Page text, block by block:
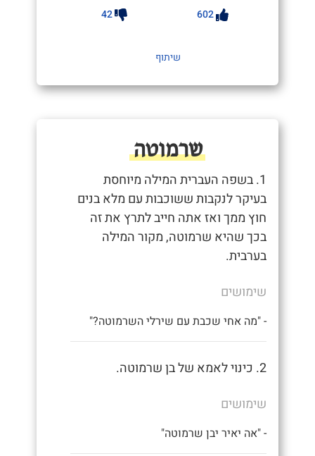
602
42
שיתוף
שרמוטה
1. בשפה העברית המילה מיוחסת
בעיקר לנקבות ששוכבות עם מלא בנים
חוץ ממך ואז אתה חייב לתרץ את זה
בכך שהיא שרמוטה, מקור המילה
בערבית.
שימושים
- "מה אחי שכבת עם שירלי השרמוטה?"
2. כינוי לאמא של בן שרמוטה.
שימושים
- "אה יאיר יבן שרמוטה"